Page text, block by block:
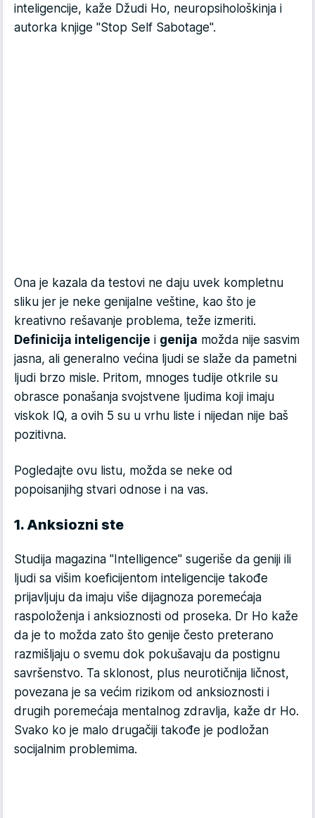
inteligencije, kaže Džudi Ho, neuropsihološkinja i
autorka knjige "Stop Self Sabotage".
Ona je kazala da testovi ne daju uvek kompletnu
sliku jer je neke genijalne veštine, kao što je
kreativno rešavanje problema, teže izmeriti.
Definicija inteligencije i genija možda nije sasvim
jasna, ali generalno većina ljudi se slaže da pametni
ljudi brzo misle. Pritom, mnoges tudije otkrile su
obrasce ponašanja svojstvene ljudima koji imaju
viskok IQ, a ovih 5 su u vrhu liste i nijedan nije baš
pozitivna.
Pogledajte ovu listu, možda se neke od
popoisanjihg stvari odnose i na vas.
1. Anksiozni ste
Studija magazina "Intelligence" sugeriše da geniji ili
ljudi sa višim koeficijentom inteligencije takođe
prijavljuju da imaju više dijagnoza poremećaja
raspoloženja i anksioznosti od proseka. Dr Ho kaže
da je to možda zato što genije često preterano
razmišljaju o svemu dok pokušavaju da postignu
savršenstvo. Ta sklonost, plus neurotičnija ličnost,
povezana je sa većim rizikom od anksioznosti i
drugih poremećaja mentalnog zdravlja, kaže dr Ho.
Svako ko je malo drugačiji takođe je podložan
socijalnim problemima.